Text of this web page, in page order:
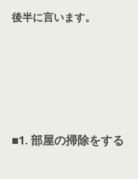
後半に言います。
■1. 部屋の掃除をする